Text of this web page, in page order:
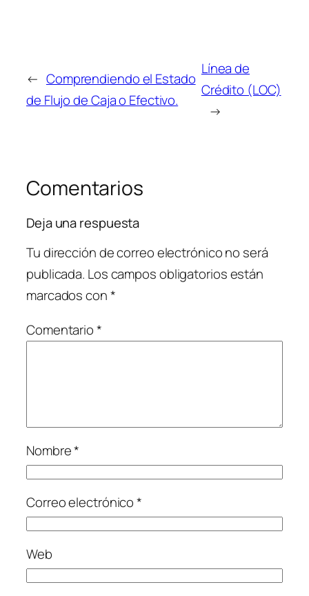
← Comprendiendo el Estado
de Flujo de Caja o Efectivo.
Línea de
Crédito (LOC)
→
Comentarios
Deja una respuesta
Tu dirección de correo electrónico no será
publicada. Los campos obligatorios están
marcados con*
Comentario*
Nombre*
Correo electrónico*
Web